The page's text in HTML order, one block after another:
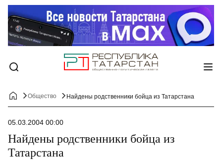
Общество Найдены родственники бойца из Татарстана
05.03.2004 00:00
Найдены родственники бойца из
Татарстана